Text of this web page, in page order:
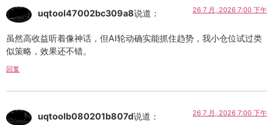
uqtool47002bc309a8说道： 26 7 月, 2026 7:00 下午
虽然高收益听着像神话，但AI轮动确实能抓住趋势，我小仓位试过类
似策略，效果还不错。
回复
uqtoolb080201b807d说道： 26 7 月, 2026 7:00 下午